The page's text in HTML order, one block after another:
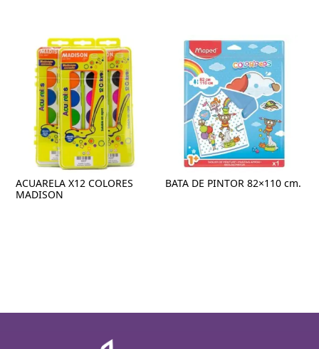
ACUARELA X12 COLORES
MADISON
BATA DE PINTOR 82×110 cm.